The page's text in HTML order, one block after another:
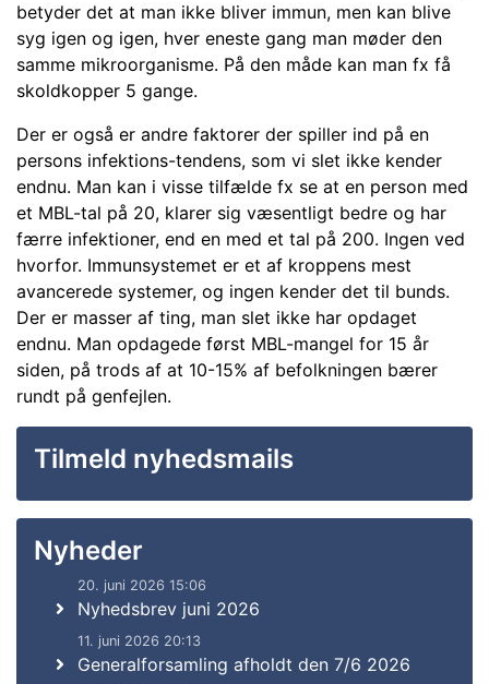
betyder det at man ikke bliver immun, men kan blive
syg igen og igen, hver eneste gang man møder den
samme mikroorganisme. På den måde kan man fx få
skoldkopper 5 gange.
Der er også er andre faktorer der spiller ind på en
persons infektions-tendens, som vi slet ikke kender
endnu. Man kan i visse tilfælde fx se at en person med
et MBL-tal på 20, klarer sig væsentligt bedre og har
færre infektioner, end en med et tal på 200. Ingen ved
hvorfor. Immunsystemet er et af kroppens mest
avancerede systemer, og ingen kender det til bunds.
Der er masser af ting, man slet ikke har opdaget
endnu. Man opdagede først MBL-mangel for 15 år
siden, på trods af at 10-15% af befolkningen bærer
rundt på genfejlen.
Tilmeld nyhedsmails
Nyheder
20. juni 2026 15:06
Nyhedsbrev juni 2026
11. juni 2026 20:13
Generalforsamling afholdt den 7/6 2026